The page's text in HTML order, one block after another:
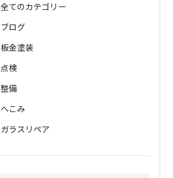
全てのカテゴリー
ブログ
板金塗装
点検
整備
へこみ
ガラスリペア